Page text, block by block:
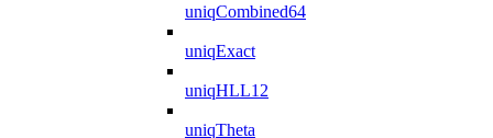
uniqCombined64
uniqExact
uniqHLL12
uniqTheta